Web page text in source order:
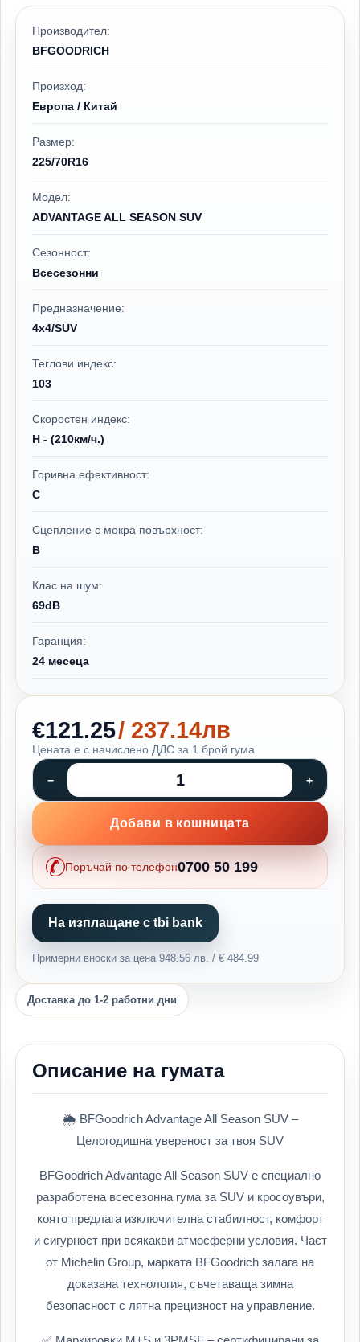
Производител:
BFGOODRICH
Произход:
Европа / Китай
Размер:
225/70R16
Модел:
ADVANTAGE ALL SEASON SUV
Сезонност:
Всесезонни
Предназначение:
4x4/SUV
Теглови индекс:
103
Скоростен индекс:
H - (210км/ч.)
Горивна ефективност:
C
Сцепление с мокра повърхност:
B
Клас на шум:
69dB
Гаранция:
24 месеца
€121.25/ 237.14лв
Цената е с начислено ДДС за 1 брой гума.
Добави в кошницата
Поръчай по телефон0700 50 199
На изплащане с tbi bank
Примерни вноски за цена 948.56 лв. / € 484.99
Доставка до 1-2 работни дни
Описание на гумата
🌦️ BFGoodrich Advantage All Season SUV –
Целогодишна увереност за твоя SUV
BFGoodrich Advantage All Season SUV е специално
разработена всесезонна гума за SUV и кросоувъри,
която предлага изключителна стабилност, комфорт
и сигурност при всякакви атмосферни условия. Част
от Michelin Group, марката BFGoodrich залага на
доказана технология, съчетаваща зимна
безопасност с лятна прецизност на управление.